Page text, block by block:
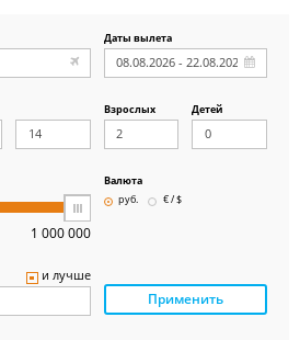
Даты вылета
Взрослых Детей
1 000 000
Валюта
руб.
€ / $
и лучше
Применить